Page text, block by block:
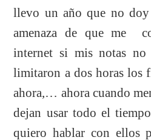
llevo un año que no
amenaza de que me
internet si mis notas
limitaron a dos horas los
ahora,… ahora cuando
dejan usar todo el
quiero hablar con ellos